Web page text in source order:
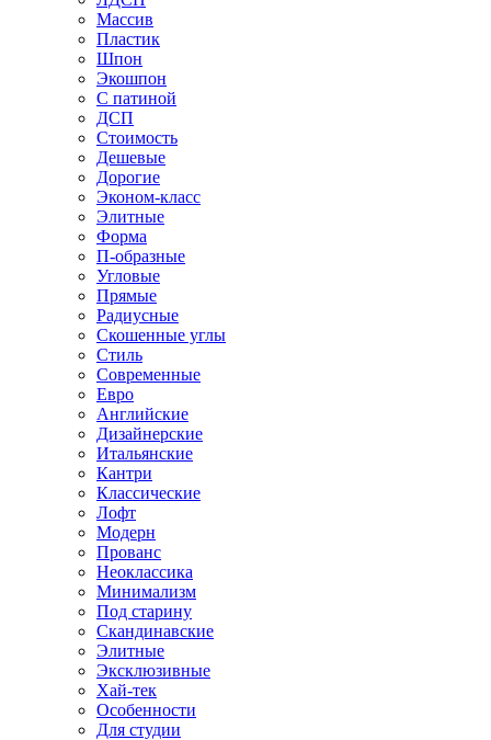
Массив
Пластик
Шпон
Экошпон
С патиной
ДСП
Стоимость
Дешевые
Дорогие
Эконом-класс
Элитные
Форма
П-образные
Угловые
Прямые
Радиусные
Скошенные углы
Стиль
Современные
Евро
Английские
Дизайнерские
Итальянские
Кантри
Классические
Лофт
Модерн
Прованс
Неоклассика
Минимализм
Под старину
Скандинавские
Элитные
Эксклюзивные
Хай-тек
Особенности
Для студии